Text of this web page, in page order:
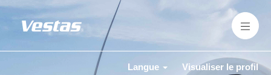
Langue Visualiser le profil